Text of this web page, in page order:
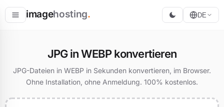
imagehosting.
Größe ändern
DE
JPG in WEBP konvertieren
JPG-Dateien in WEBP in Sekunden konvertieren, im Browser.
Ohne Installation, ohne Anmeldung. 100% kostenlos.